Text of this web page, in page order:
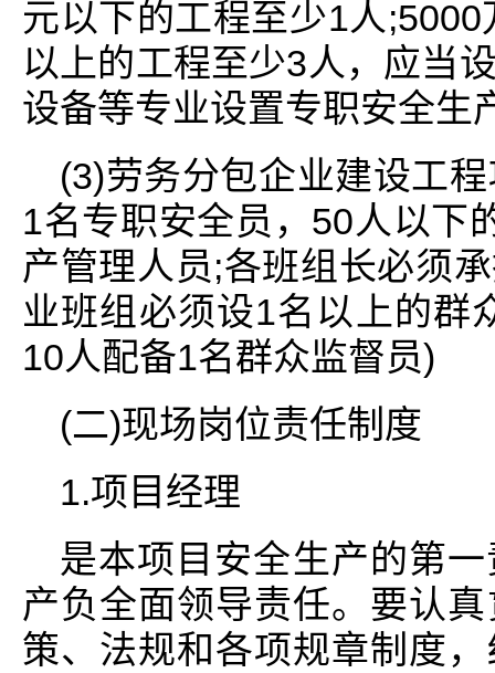
元以下的工程至少1人
以上的工程至少3人，应当
设备等专业设置专职安全生
(3)劳务分包企业建设工
1名专职安全员，50人以下
产管理人员;各班组长必须
业班组必须设1名以上的群
10人配备1名群众监督员)
(二)现场岗位责任制度
1.项目经理
是本项目安全生产的第
产负全面领导责任。要认
策、法规和各项规章制度